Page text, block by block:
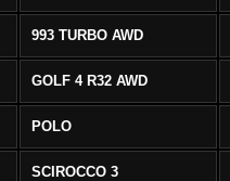
993 TURBO AWD
GOLF 4 R32 AWD
POLO
SCIROCCO 3